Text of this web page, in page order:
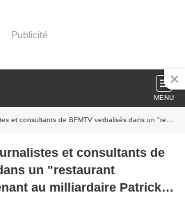
Publicité
MENU
verbalisés dans un "restaurant clandestin" appartenant au milliardaire Patrick Drahi
et consultants de
un "restaurant
au milliardaire Patrick